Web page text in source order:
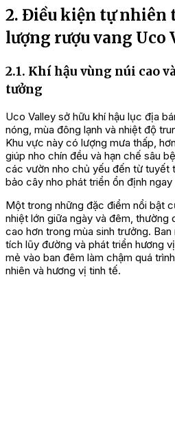
2. Điều kiện tự nhiên
lượng rượu vang Uco
2.1. Khí hậu vùng núi cao
tưởng
Uco Valley sở hữu khí hậu lục địa
nóng, mùa đông lạnh và nhiệt độ
Khu vực này có lượng mưa thấp,
giúp nho chín đều và hạn chế sâu
các vườn nho chủ yếu đến từ tuyết
bảo cây nho phát triển ổn định
Một trong những đặc điểm nổi bật
nhiệt lớn giữa ngày và đêm, thường
cao hơn trong mùa sinh trưởng. Ban
tích lũy đường và phát triển hương
mẻ vào ban đêm làm chậm quá
nhiên và hương vị tinh tế.